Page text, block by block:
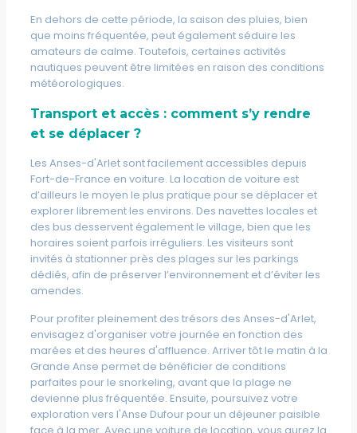
En dehors de cette période, la saison des pluies, bien
que moins fréquentée, peut également séduire les
amateurs de calme. Toutefois, certaines activités
nautiques peuvent être limitées en raison des conditions
météorologiques.
Transport et accès : comment s’y rendre
et se déplacer ?
Les Anses-d'Arlet sont facilement accessibles depuis
Fort-de-France en voiture. La location de voiture est
d’ailleurs le moyen le plus pratique pour se déplacer et
explorer librement les environs. Des navettes locales et
des bus desservent également le village, bien que les
horaires soient parfois irréguliers. Les visiteurs sont
invités à stationner près des plages sur les parkings
dédiés, afin de préserver l’environnement et d’éviter les
amendes.
Pour profiter pleinement des trésors des Anses-d'Arlet,
envisagez d'organiser votre journée en fonction des
marées et des heures d'affluence. Arriver tôt le matin à la
Grande Anse permet de bénéficier de conditions
parfaites pour le snorkeling, avant que la plage ne
devienne plus fréquentée. Ensuite, poursuivez votre
exploration vers l'Anse Dufour pour un déjeuner paisible